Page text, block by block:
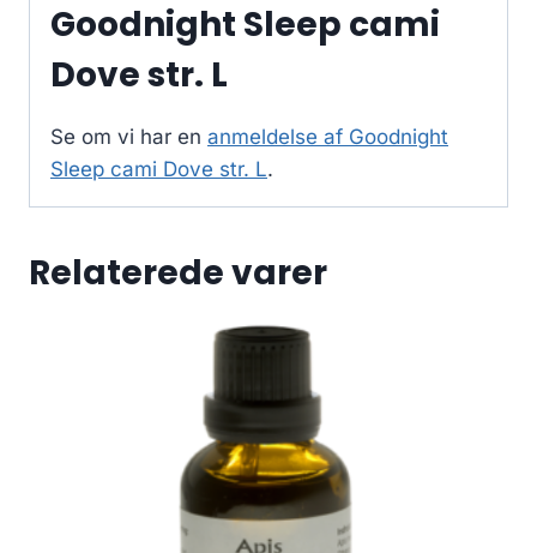
Goodnight Sleep cami
Dove str. L
Se om vi har en anmeldelse af Goodnight
Sleep cami Dove str. L.
Relaterede varer